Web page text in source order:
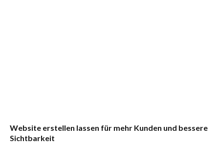
Website erstellen lassen für mehr Kunden und bessere
Sichtbarkeit